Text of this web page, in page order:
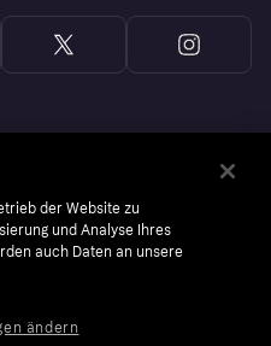
der Website zu
und Analyse Ihres
auch Daten an unsere
ändern